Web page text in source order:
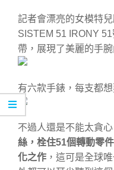
記者會漂亮的女模特
SISTEM 51 IRONY
帶，展現了美麗的手腕
有六款手錶，每支都
不過人還是不能太貪
絲，栓住51個轉動零
化之作 ，這可是全球